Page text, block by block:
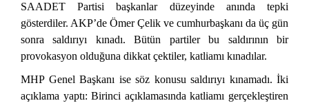
SAADET Partisi başkanlar düzeyinde anında tepki
gösterdiler. AKP’de Ömer Çelik ve cumhurbaşkanı da üç gün
sonra saldırıyı kınadı. Bütün partiler bu saldırının bir
provokasyon olduğuna dikkat çektiler, katliamı kınadılar.
MHP Genel Başkanı ise söz konusu saldırıyı kınamadı. İki
açıklama yaptı: Birinci açıklamasında katliamı gerçekleştiren